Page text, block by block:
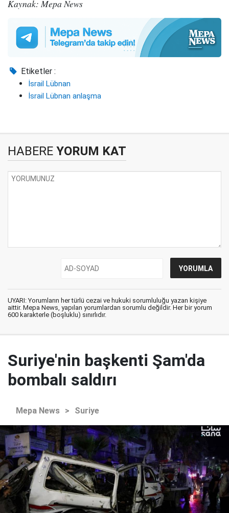
Kaynak: Mepa News
Etiketler :
İsrail Lübnan
İsrail Lübnan anlaşma
HABERE YORUM KAT
UYARI: Yorumların her türlü cezai ve hukuki sorumluluğu yazan kişiye
aittir. Mepa News, yapılan yorumlardan sorumlu değildir. Her bir yorum
600 karakterle (boşluklu) sınırlıdır.
Suriye'nin başkenti Şam'da
bombalı saldırı
Mepa News > Suriye